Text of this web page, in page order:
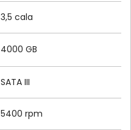
3,5 cala
4000 GB
SATA III
5400 rpm